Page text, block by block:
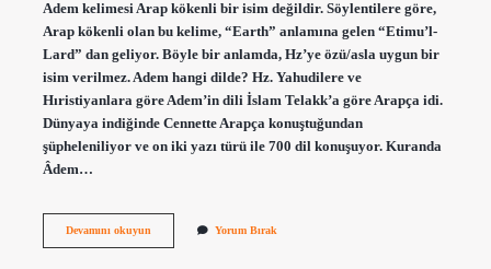
Adem kelimesi Arap kökenli bir isim değildir. Söylentilere göre,
Arap kökenli olan bu kelime, “Earth” anlamına gelen “Etimu’l-
Lard” dan geliyor. Böyle bir anlamda, Hz’ye özü/asla uygun bir
isim verilmez. Adem hangi dilde? Hz. Yahudilere ve
Hıristiyanlara göre Adem’in dili İslam Telakk’a göre Arapça idi.
Dünyaya indiğinde Cennette Arapça konuştuğundan
şüpheleniliyor ve on iki yazı türü ile 700 dil konuşuyor. Kuranda
Âdem…
Devamını okuyunAdem
Yorum Bırak